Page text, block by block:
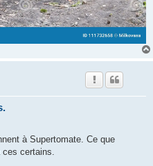
à Supertomate. Ce que
certains.